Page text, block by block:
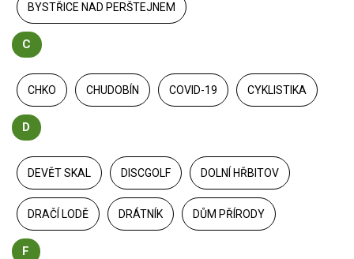
BYSTŘICE NAD PERŠTEJNEM
C
CHKO CHUDOBÍN COVID-19 CYKLISTIKA
D
DEVĚT SKAL DISCGOLF DOLNÍ HŘBITOV
DRAČÍ LODĚ DRÁTNÍK DŮM PŘÍRODY
F